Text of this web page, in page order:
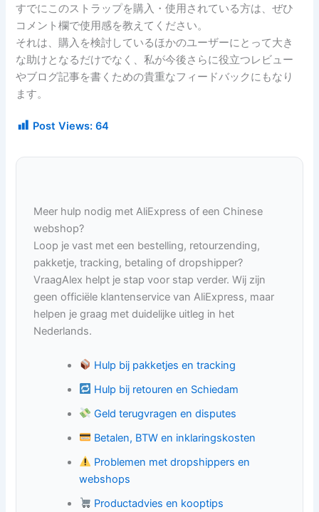
すでにこのストラップを購入・使用されている方は、ぜひ
コメント欄で使用感を教えてください。
それは、購入を検討しているほかのユーザーにとって大き
な助けとなるだけでなく、私が今後さらに役立つレビュー
やブログ記事を書くための貴重なフィードバックにもなり
ます。
Post Views: 64
Meer hulp nodig met AliExpress of een Chinese
webshop?
Loop je vast met een bestelling, retourzending,
pakketje, tracking, betaling of dropshipper?
VraagAlex helpt je stap voor stap verder. Wij zijn
geen officiële klantenservice van AliExpress, maar
helpen je graag met duidelijke uitleg in het
Nederlands.
Hulp bij pakketjes en tracking
Hulp bij retouren en Schiedam
Geld terugvragen en disputes
Betalen, BTW en inklaringskosten
Problemen met dropshippers en
webshops
Productadvies en kooptips